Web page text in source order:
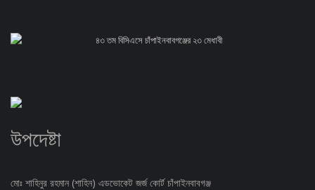
৪৩ তম বিসিএসে চাঁপাইনবাবগঞ্জের ২৩ মেধাবী
উপদেষ্টা
মোঃ শাহিনুর রহমান (শাহিন) এডভোকেট জর্জ কোর্ট চাঁপাইনবাবগঞ্জ